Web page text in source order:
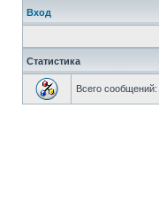
Вход
Статистика
Всего сообщений: